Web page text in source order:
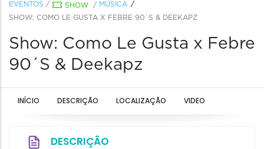
EVENTOS / SHOW / MÚSICA
SHOW: COMO LE GUSTA X FEBRE 90´S & DEEKAPZ
Show: Como Le Gusta x Febre
90´S & Deekapz
INÍCIO DESCRIÇÃO LOCALIZAÇÃO VIDEO
DESCRIÇÃO